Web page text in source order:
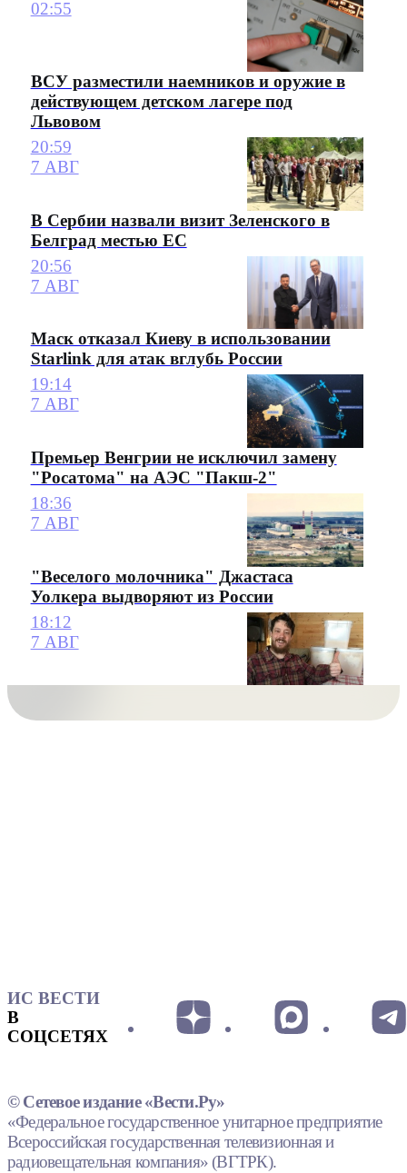
02:55
ВСУ разместили наемников и оружие в
действующем детском лагере под
Львовом
20:59
7 АВГ
В Сербии назвали визит Зеленского в
Белград местью ЕС
20:56
7 АВГ
Маск отказал Киеву в использовании
Starlink для атак вглубь России
19:14
7 АВГ
Премьер Венгрии не исключил замену
"Росатома" на АЭС "Пакш-2"
18:36
7 АВГ
"Веселого молочника" Джастаса
Уолкера выдворяют из России
18:12
7 АВГ
ИС ВЕСТИ
В
СОЦСЕТЯХ
© Сетевое издание «Вести.Ру»
«Федеральное государственное унитарное предприятие
Всероссийская государственная телевизионная и
радиовещательная компания» (ВГТРК).